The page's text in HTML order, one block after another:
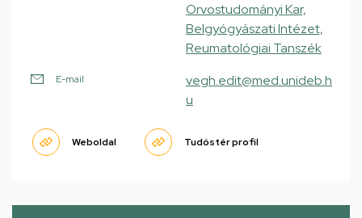
Orvostudományi Kar,
Belgyógyászati Intézet,
Reumatológiai Tanszék
E-mail
vegh.edit@med.unideb.h
u
Weboldal Tudóstér profil